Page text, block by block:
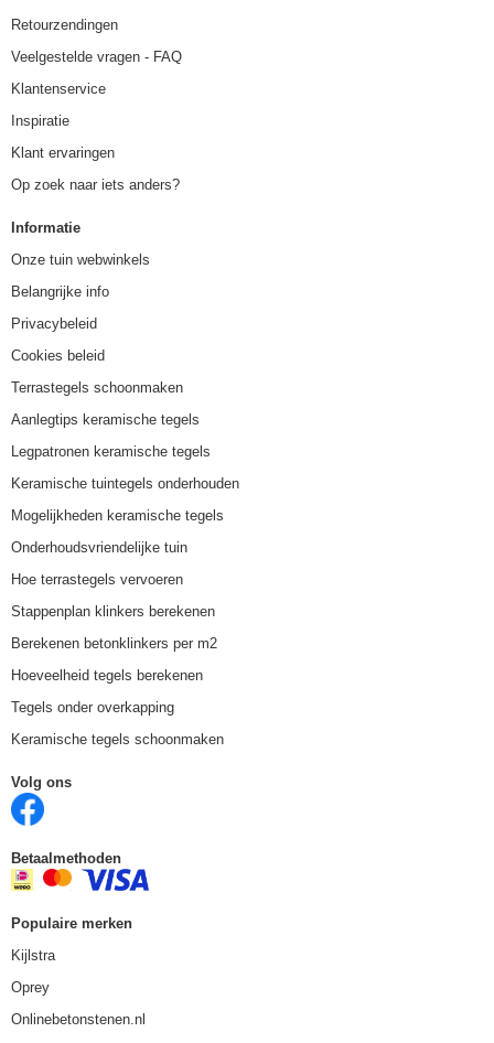
Retourzendingen
Veelgestelde vragen - FAQ
Klantenservice
Inspiratie
Klant ervaringen
Op zoek naar iets anders?
Informatie
Onze tuin webwinkels
Belangrijke info
Privacybeleid
Cookies beleid
Terrastegels schoonmaken
Aanlegtips keramische tegels
Legpatronen keramische tegels
Keramische tuintegels onderhouden
Mogelijkheden keramische tegels
Onderhoudsvriendelijke tuin
Hoe terrastegels vervoeren
Stappenplan klinkers berekenen
Berekenen betonklinkers per m2
Hoeveelheid tegels berekenen
Tegels onder overkapping
Keramische tegels schoonmaken
Volg ons
Betaalmethoden
Populaire merken
Kijlstra
Oprey
Onlinebetonstenen.nl